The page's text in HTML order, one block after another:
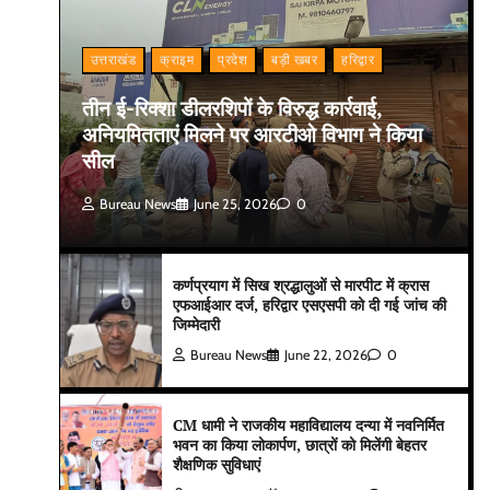
उत्तराखंड क्राइम प्रदेश बड़ी खबर हरिद्वार
तीन ई-रिक्शा डीलरशिपों के विरुद्ध कार्रवाई,
अनियमितताएं मिलने पर आरटीओ विभाग ने किया
सील
Bureau News June 25, 2026 0
कर्णप्रयाग में सिख श्रद्धालुओं से मारपीट में क्रास
एफआईआर दर्ज, हरिद्वार एसएसपी को दी गई जांच की
जिम्मेदारी
Bureau News June 22, 2026 0
CM धामी ने राजकीय महाविद्यालय दन्या में नवनिर्मित
भवन का किया लोकार्पण, छात्रों को मिलेंगी बेहतर
शैक्षणिक सुविधाएं